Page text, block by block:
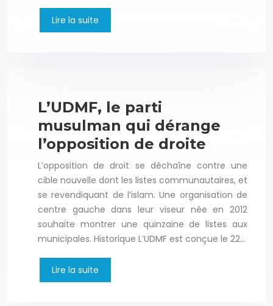
Lire la suite
L’UDMF, le parti
musulman qui dérange
l’opposition de droite
L’opposition de droit se déchaîne contre une
cible nouvelle dont les listes communautaires, et
se revendiquant de l’islam. Une organisation de
centre gauche dans leur viseur née en 2012
souhaite montrer une quinzaine de listes aux
municipales. Historique L’UDMF est conçue le 22…
Lire la suite